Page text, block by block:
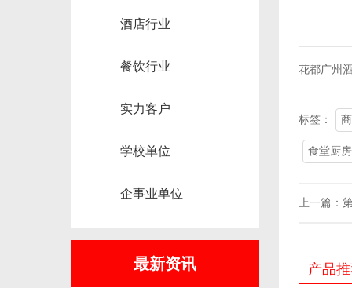
酒店行业
餐饮行业
实力客户
学校单位
企事业单位
最新资讯
花都广州
标签：
食堂厨
上一篇：
产品